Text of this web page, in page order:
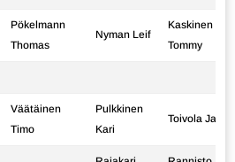
Pökelmann
Thomas
Nyman Leif
Kaskinen
Tommy
Väätäinen
Timo
Pulkkinen
Kari
Toivola Jari